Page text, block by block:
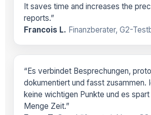
It saves time and increases the
reports.”
Francois L. Finanzberater, G2-
“Es verbindet Besprechungen,
dokumentiert und fasst zusammen.
keine wichtigen Punkte und es spart
Menge Zeit.”